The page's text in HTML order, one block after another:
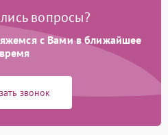
вопросы?
с Вами в ближайшее
время
звонок